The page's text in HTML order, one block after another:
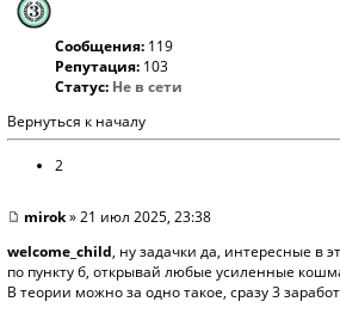
Сообщения: 119
Репутация: 103
Статус: Не в сети
Вернуться к началу
2
mirok» 21 июл 2025, 23:38
welcome_child, ну задачки да, интересные в
по пункту б, открывай любые усиленные
В теории можно за одно такое, сразу 3